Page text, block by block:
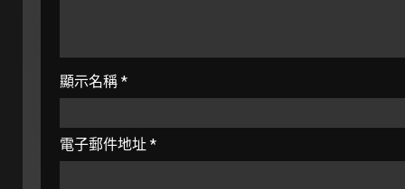
顯示名稱 *
電子郵件地址 *